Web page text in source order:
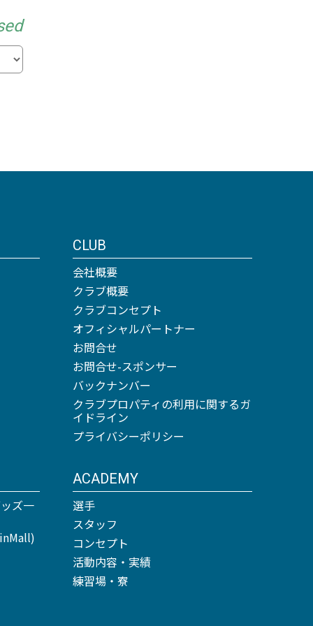
ズ一
ACADEMY
選手
スタッフ
コンセプト
活動内容・実績
練習場・寮
CLUB
会社概要
クラブ概要
クラブコンセプト
オフィシャルパートナー
お問合せ
お問合せ-スポンサー
バックナンバー
クラブプロパティの利用に関するガ
イドライン
プライバシーポリシー